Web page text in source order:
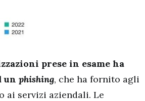
prese in esame ha
un phishing, che ha fornito agli
ai servizi aziendali. Le